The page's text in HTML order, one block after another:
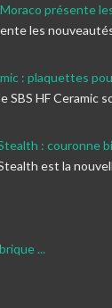
présente
les
: plaquettes
SBS HF Ceramic
: couronne
est la
...